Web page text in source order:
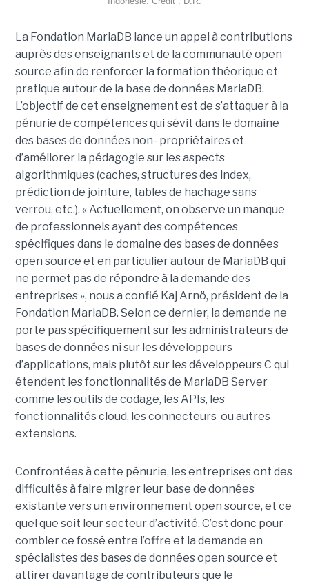
La Fondation MariaDB lance un appel à contributions
auprès des enseignants et de la communauté open
source afin de renforcer la formation théorique et
pratique autour de la base de données MariaDB.
L’objectif de cet enseignement est de s’attaquer à la
pénurie de compétences qui sévit dans le domaine
des bases de données non- propriétaires et
d’améliorer la pédagogie sur les aspects
algorithmiques (caches, structures des index,
prédiction de jointure, tables de hachage sans
verrou, etc.). « Actuellement, on observe un manque
de professionnels ayant des compétences
spécifiques dans le domaine des bases de données
open source et en particulier autour de MariaDB qui
ne permet pas de répondre à la demande des
entreprises », nous a confié Kaj Arnö, président de la
Fondation MariaDB. Selon ce dernier, la demande ne
porte pas spécifiquement sur les administrateurs de
bases de données ni sur les développeurs
d’applications, mais plutôt sur les développeurs C qui
étendent les fonctionnalités de MariaDB Server
comme les outils de codage, les APIs, les
fonctionnalités cloud, les connecteurs ou autres
extensions.
Confrontées à cette pénurie, les entreprises ont des
difficultés à faire migrer leur base de données
existante vers un environnement open source, et ce
quel que soit leur secteur d’activité. C’est donc pour
combler ce fossé entre l’offre et la demande en
spécialistes des bases de données open source et
attirer davantage de contributeurs que le